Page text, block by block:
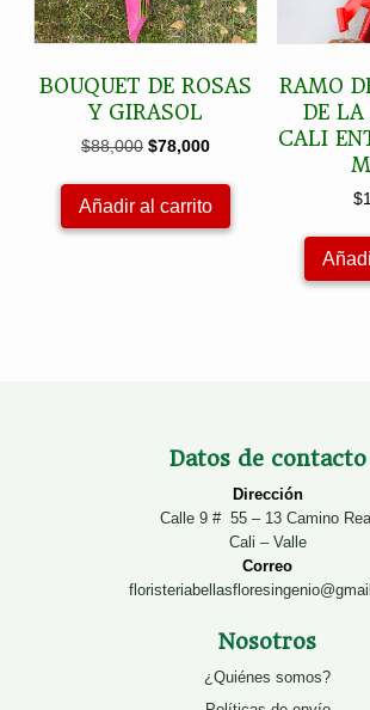
BOUQUET DE ROSAS
Y GIRASOL
$88,000 El
original
era:
$88,000.
$78,000El
actual
es:
$78,000.
Añadir al carrito
RAMO
DE LA
CALI
$
Datos de contacto
Dirección
Calle 9 # 55 – 13 Camino
Cali – Valle
Correo
Nosotros
¿Quiénes somos?